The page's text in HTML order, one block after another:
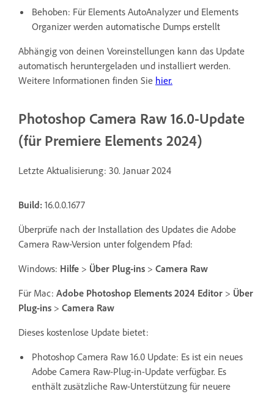
Behoben: Für Elements AutoAnalyzer und Elements
Organizer werden automatische Dumps erstellt
Abhängig von deinen Voreinstellungen kann das Update
automatisch heruntergeladen und installiert werden.
Weitere Informationen finden Sie hier.
Photoshop Camera Raw 16.0-Update
(für Premiere Elements 2024)
Letzte Aktualisierung: 30. Januar 2024
Build: 16.0.0.1677
Überprüfe nach der Installation des Updates die Adobe
Camera Raw-Version unter folgendem Pfad:
Windows: Hilfe > Über Plug-ins > Camera Raw
Für Mac: Adobe Photoshop Elements 2024 Editor > Über
Plug-ins > Camera Raw
Dieses kostenlose Update bietet:
Photoshop Camera Raw 16.0 Update: Es ist ein neues
Adobe Camera Raw-Plug-in-Update verfügbar. Es
enthält zusätzliche Raw-Unterstützung für neuere